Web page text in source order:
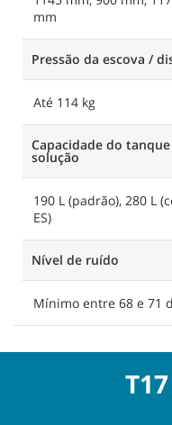
mm
Pressão da escova /
Até 114 kg
Capacidade do
solução
190 L (padrão), 280 L
ES)
Nível de ruído
Mínimo entre 68 e 71